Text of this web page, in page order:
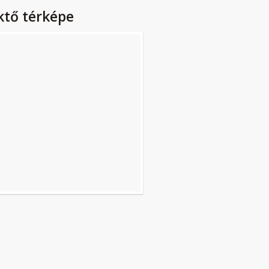
térképe